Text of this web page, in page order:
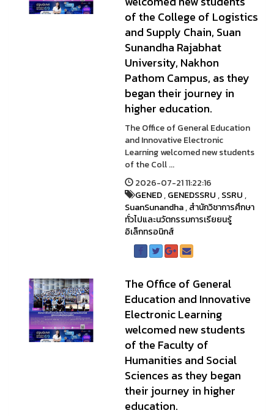
of the College of Logistics
and Supply Chain, Suan
Sunandha Rajabhat
University, Nakhon
Pathom Campus, as they
began their journey in
higher education.
The Office of General Education
and Innovative Electronic
Learning welcomed new students
of the Coll ...
2026-07-21 11:22:16
GENED,GENEDSSRU,SSRU,
SuanSunandha,สำนักวิชาการศึกษา
ทั่วไปและนวัตกรรมการเรียยนรู้
อิเล็กทรอนิกส์
The Office of General
Education and Innovative
Electronic Learning
welcomed new students
of the Faculty of
Humanities and Social
Sciences as they began
their journey in higher
education.